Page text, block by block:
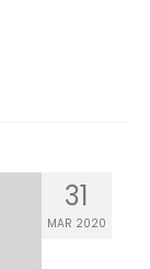
31
MAR 2020